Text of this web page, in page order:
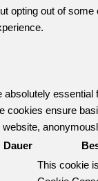
opting out of
essential
cookies ensure
Dauer
This cookie